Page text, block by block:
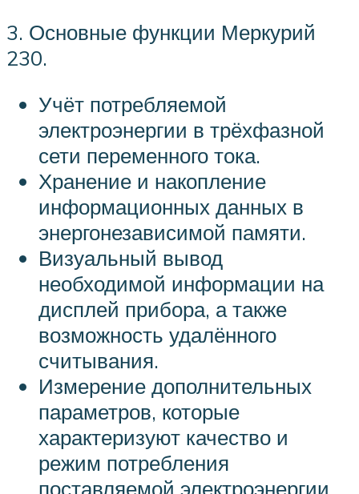
3. Основные функции Меркурий
230.
Учёт потребляемой
электроэнергии в трёхфазной
сети переменного тока.
Хранение и накопление
информационных данных в
энергонезависимой памяти.
Визуальный вывод
необходимой информации на
дисплей прибора, а также
возможность удалённого
считывания.
Измерение дополнительных
параметров, которые
характеризуют качество и
режим потребления
поставляемой электроэнергии.